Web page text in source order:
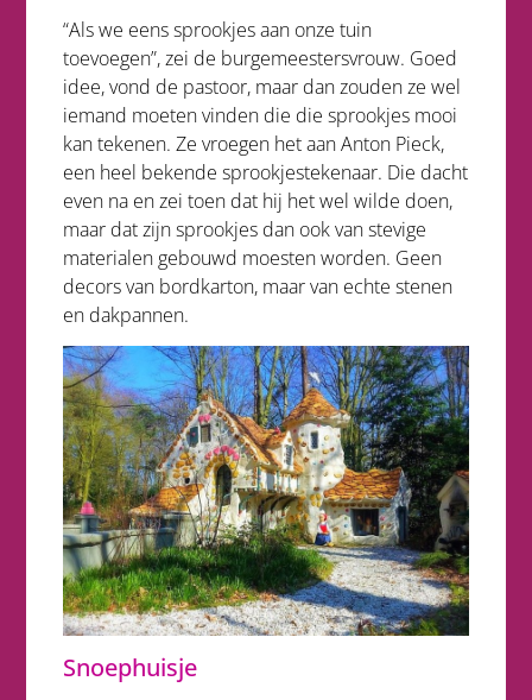
“Als we eens sprookjes aan onze tuin
toevoegen”, zei de burgemeestersvrouw. Goed
idee, vond de pastoor, maar dan zouden ze wel
iemand moeten vinden die die sprookjes mooi
kan tekenen. Ze vroegen het aan Anton Pieck,
een heel bekende sprookjestekenaar. Die dacht
even na en zei toen dat hij het wel wilde doen,
maar dat zijn sprookjes dan ook van stevige
materialen gebouwd moesten worden. Geen
decors van bordkarton, maar van echte stenen
en dakpannen.
Snoephuisje